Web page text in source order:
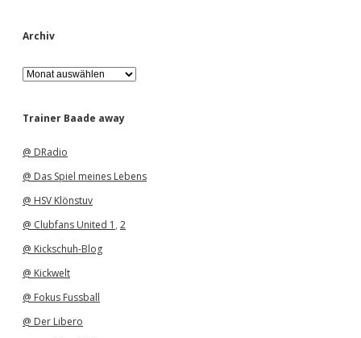
Archiv
A
r
h
Trainer Baade away
@ DRadio
@ Das Spiel meines Lebens
@ HSV Klönstuv
@ Clubfans United 1 , 2
@ Kickschuh-Blog
@ Kickwelt
@ Fokus Fussball
@ Der Libero